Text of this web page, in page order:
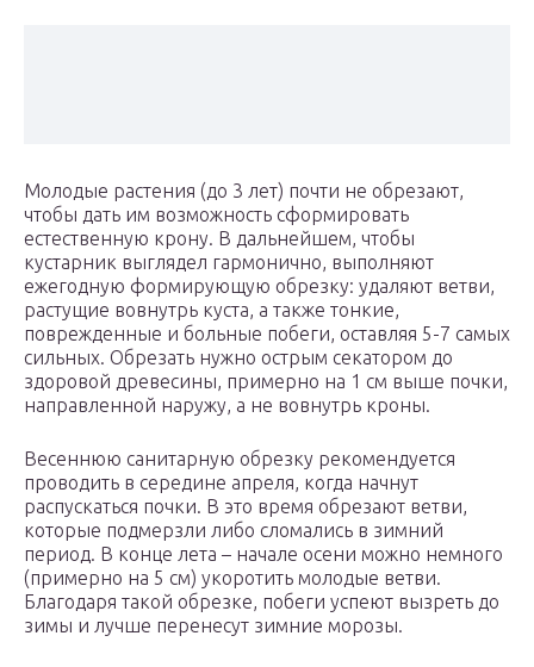
Молодые растения (до 3 лет) почти не обрезают,
чтобы дать им возможность сформировать
естественную крону. В дальнейшем, чтобы
кустарник выглядел гармонично, выполняют
ежегодную формирующую обрезку: удаляют ветви,
растущие вовнутрь куста, а также тонкие,
поврежденные и больные побеги, оставляя 5-7 самых
сильных. Обрезать нужно острым секатором до
здоровой древесины, примерно на 1 см выше почки,
направленной наружу, а не вовнутрь кроны.
Весеннюю санитарную обрезку рекомендуется
проводить в середине апреля, когда начнут
распускаться почки. В это время обрезают ветви,
которые подмерзли либо сломались в зимний
период. В конце лета – начале осени можно немного
(примерно на 5 см) укоротить молодые ветви.
Благодаря такой обрезке, побеги успеют вызреть до
зимы и лучше перенесут зимние морозы.